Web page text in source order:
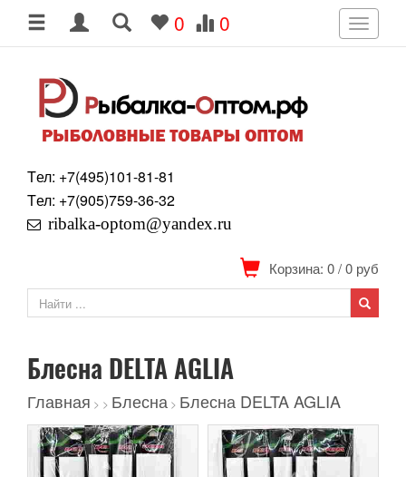
0 0
Toggle
Tел: +7(495)101-81-81
Tел: +7(905)759-36-32
ribalka-optom@yandex.ru
Корзина: 0/0 руб
Блесна DELTA AGLIA
Главная > > Блесна > Блесна DELTA AGLIA